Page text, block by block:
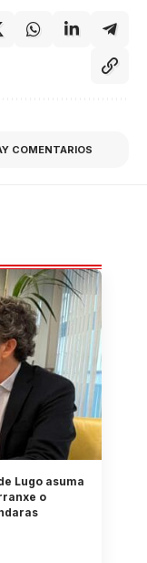
COMENTARIOS
Lugo asuma
o